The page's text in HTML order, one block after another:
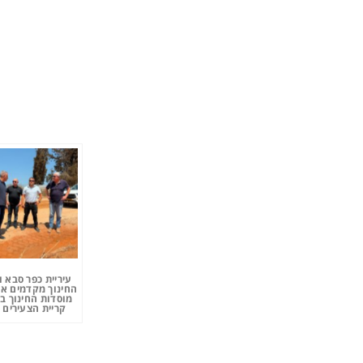
עיריית כפר
החינוך מקדמים
מוסדות החינוך
קריית